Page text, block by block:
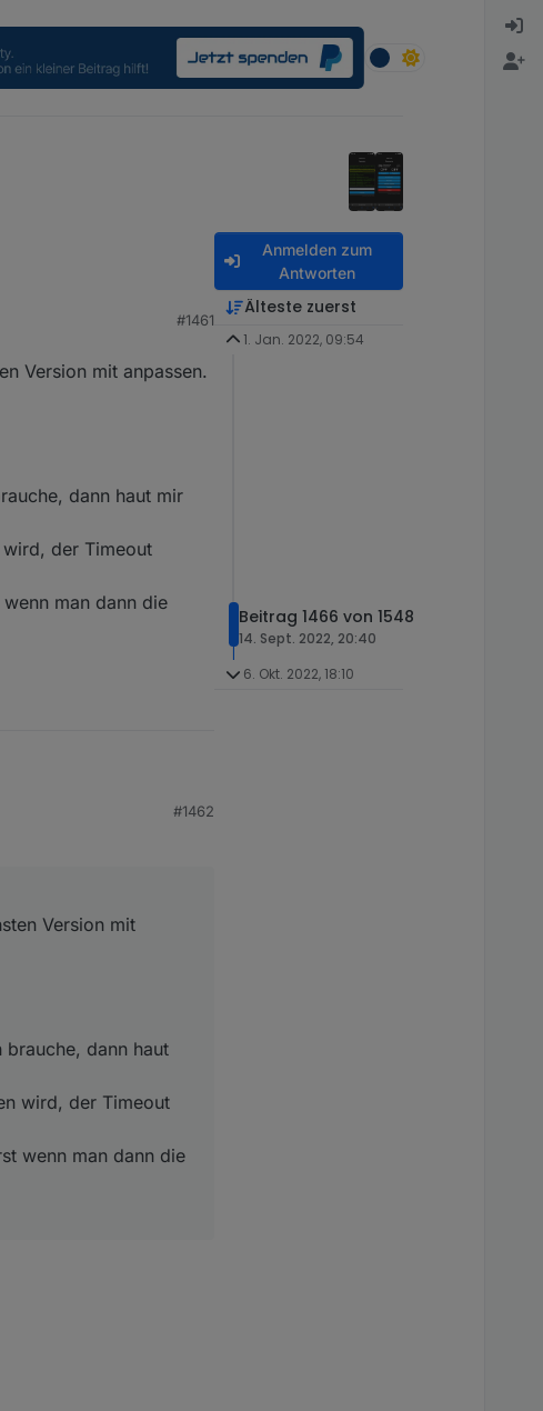
#1461
Version mit anpassen.
dann haut mir
der Timeout
man dann die
Timeout erneuert wird.
dann die eingestellte
#1462
Version mit
dann haut
wird, der Timeout
wenn man dann die
Anmelden zum
Antworten
Älteste zuerst
1. Jan. 2022, 09:54
Beitrag 1466 von 1548
14. Sept. 2022, 20:40
6. Okt. 2022, 18:10